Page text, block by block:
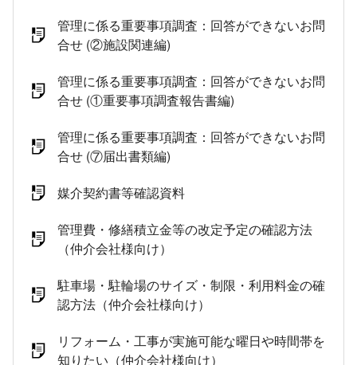
管理に係る重要事項調査：回答ができないお問
合せ (②施設関連編)
管理に係る重要事項調査：回答ができないお問
合せ (①重要事項調査報告書編)
管理に係る重要事項調査：回答ができないお問
合せ (⑦届出書類編)
媒介契約書等確認資料
管理費・修繕積立金等の改定予定の確認方法
（仲介会社様向け）
駐車場・駐輪場のサイズ・制限・利用料金の確
認方法（仲介会社様向け）
リフォーム・工事が実施可能な曜日や時間帯を
知りたい（仲介会社様向け）